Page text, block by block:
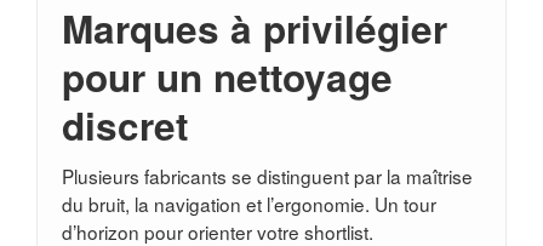
Marques à privilégier
pour un nettoyage
discret
Plusieurs fabricants se distinguent par la maîtrise
du bruit, la navigation et l’ergonomie. Un tour
d’horizon pour orienter votre shortlist.